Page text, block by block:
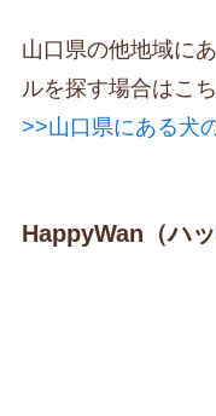
山口県の他地域に
ルを探す場合はこち
>>山口県にある犬
HappyWan（ハ